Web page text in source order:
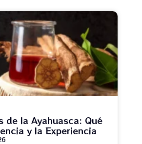
de la Ayahuasca: Qué
y la Experiencia